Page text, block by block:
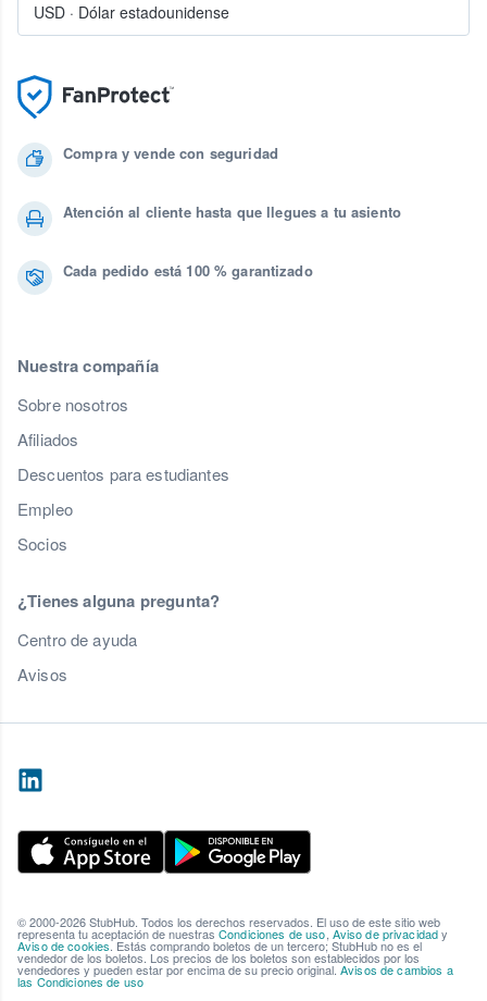
Compra y vende con seguridad
Atención al cliente hasta que llegues a tu asiento
Cada pedido está 100 % garantizado
Nuestra compañía
Sobre nosotros
Afiliados
Descuentos para estudiantes
Empleo
Socios
¿Tienes alguna pregunta?
Centro de ayuda
Avisos
USD · Dólar estadounidense
© 2000-2026 StubHub. Todos los derechos reservados. El uso de este sitio web
representa tu aceptación de nuestras Condiciones de uso, Aviso de privacidady
Aviso de cookies. Estás comprando boletos de un tercero; StubHub no es el
vendedor de los boletos. Los precios de los boletos son establecidos por los
vendedores y pueden estar por encima de su precio original. Avisos de cambios a
las Condiciones de uso